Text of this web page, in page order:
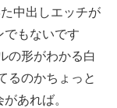
中出しエッチが
でもないです
の形がわかる白
るのかちょっと
あれば。